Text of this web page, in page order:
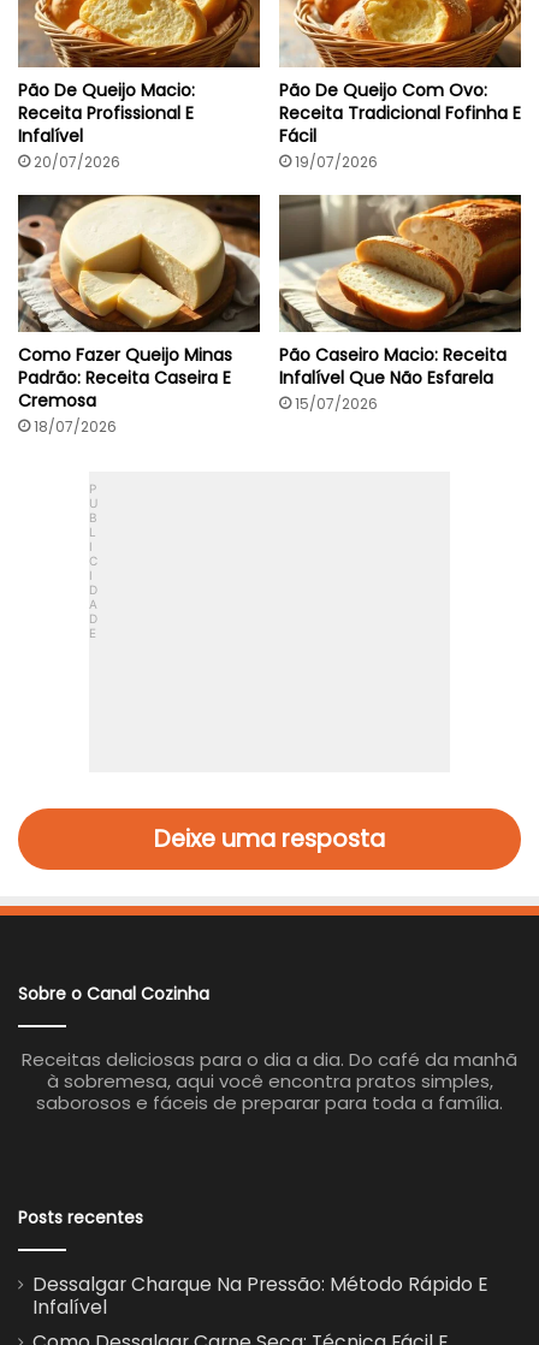
Pão De Queijo Macio:
Receita Profissional E
Infalível
20/07/2026
Pão De Queijo Com Ovo:
Receita Tradicional Fofinha E
Fácil
19/07/2026
Como Fazer Queijo Minas
Padrão: Receita Caseira E
Cremosa
18/07/2026
Pão Caseiro Macio: Receita
Infalível Que Não Esfarela
15/07/2026
Deixe uma resposta
Sobre o Canal Cozinha
Receitas deliciosas para o dia a dia. Do café da manhã
à sobremesa, aqui você encontra pratos simples,
saborosos e fáceis de preparar para toda a família.
Posts recentes
Dessalgar Charque Na Pressão: Método Rápido E
Infalível